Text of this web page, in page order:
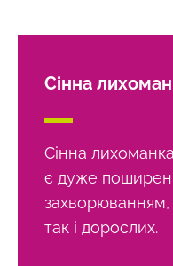
Сінна
Сінна
є дуже
захворюванням,
так і дорослих.